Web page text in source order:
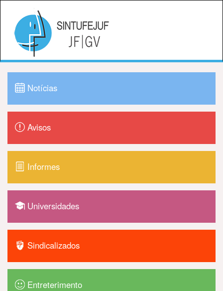
Notícias
Avisos
Informes
Universidades
Sindicalizados
Entreterimento